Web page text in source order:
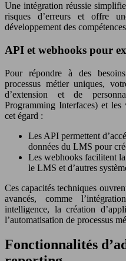
Une intégration réussie
risques d’erreurs et offre
développement des
API et webhooks pour
Pour répondre à des
processus métier uniques,
d’extension et de
Programming Interfaces) et les
cet égard :
Les API permettent
données du LMS pour
Les webhooks facilitent
le LMS et d’autres
Ces capacités techniques
avancés, comme
intelligence, la création
l’automatisation de processus
Fonctionnalités